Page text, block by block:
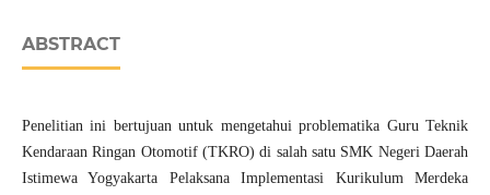
ABSTRACT
Penelitian ini bertujuan untuk mengetahui problematika Guru Teknik
Kendaraan Ringan Otomotif (TKRO) di salah satu SMK Negeri Daerah
Istimewa Yogyakarta Pelaksana Implementasi Kurikulum Merdeka